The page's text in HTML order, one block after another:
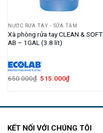
NƯỚC RỬA TAY - SỮA TẮM
Xà phòng rửa tay CLEAN & SOFT
AB – 1GAL (3.8 lít)
650.000₫ Giá
515.000₫Giá
KẾT NỐI VỚI CHÚNG TÔI